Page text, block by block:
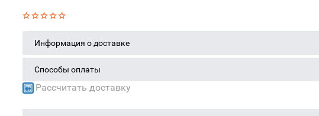
Информация о доставке
Способы оплаты
Рассчитать доставку